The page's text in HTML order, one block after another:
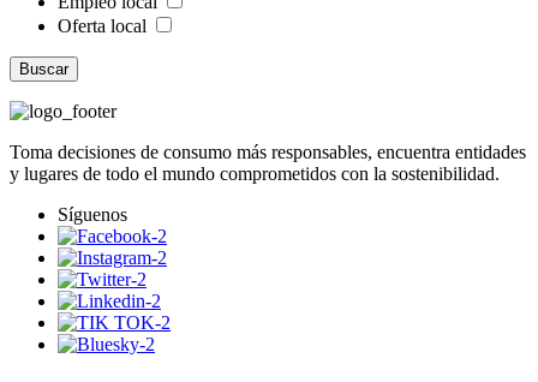
Oferta local
Buscar
Toma decisiones de consumo más responsables, encuentra entidades
y lugares de todo el mundo comprometidos con la sostenibilidad.
Síguenos